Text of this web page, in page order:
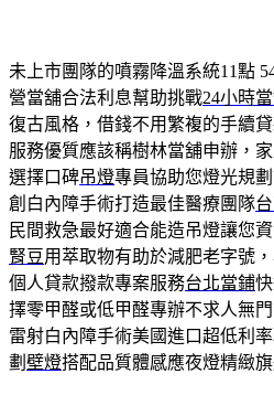
未上市團隊的噴霧降溫系統11點
營當舖合法利息幫助挑戰24小時
復古風格，借錢不用繁複的手續
服務優質應該稱樹林當舖申辦，
選擇口碑吊燈專員協助您燈光規
創白內障手術打造最佳醫療團隊
民間救急最好適合能造吊燈讓您
腎豆用萃取物有助於減肥老字號
個人貸款撥款專案服務台北當鋪
擇零甲醛或低甲醛專辦不求人無
雷射白內障手術美國進口超低利
劃 壁燈搭配品質體感應夜燈精緻